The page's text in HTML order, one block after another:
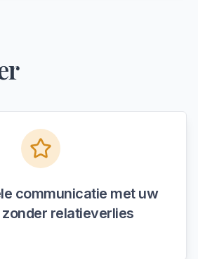
communicatie met uw
relatieverlies